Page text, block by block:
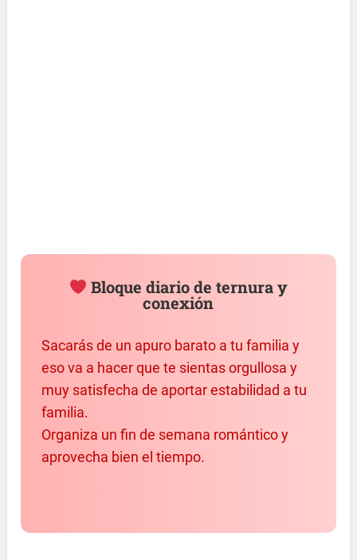
Bloque diario de ternura y
conexión
Sacarás de un apuro barato a tu familia y
eso va a hacer que te sientas orgullosa y
muy satisfecha de aportar estabilidad a tu
familia.
Organiza un fin de semana romántico y
aprovecha bien el tiempo.